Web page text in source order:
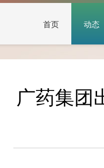
首页 动态
广药集团